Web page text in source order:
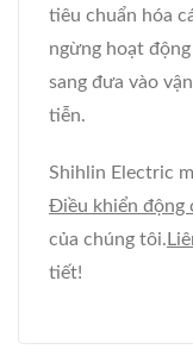
tiêu chuẩn hóa
ngừng hoạt
sang đưa vào
tiễn.
Shihlin Electric
Điều khiển động
của chúng tôi.
tiết!